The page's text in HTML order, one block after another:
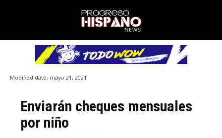
Modified date: mayo 21, 2021
Enviarán cheques mensuales
por niño